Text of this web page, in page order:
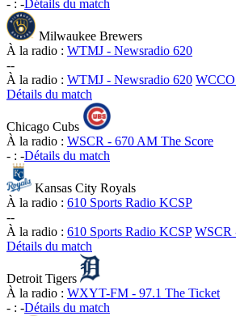
- : - Détails du match
Milwaukee Brewers
À la radio : WTMJ - Newsradio 620
--
À la radio : WTMJ - Newsradio 620
Détails du match
Chicago Cubs
À la radio : WSCR - 670 AM The Score
- : -Détails du match
Kansas City Royals
À la radio : 610 Sports Radio KCSP
--
À la radio : 610 Sports Radio KCSP WSCR
Détails du match
Detroit Tigers
À la radio : WXYT-FM - 97.1 The Ticket
- : -Détails du match